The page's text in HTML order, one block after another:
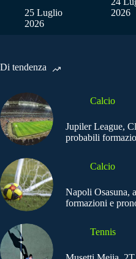
25 Luglio
2026
2026
Di tendenza
Calcio
Jupiler League,
probabili
Calcio
Napoli Osasuna,
formazioni e
Tennis